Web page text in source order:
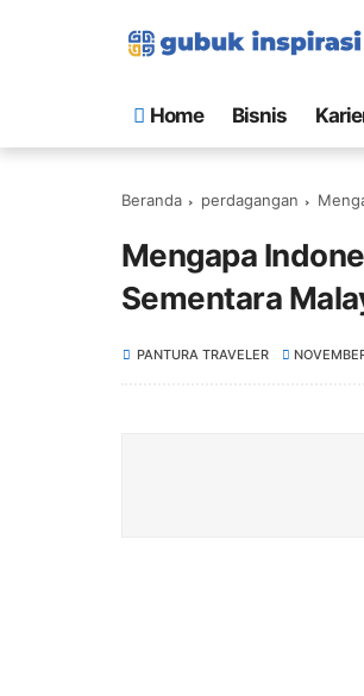
Home Bisnis
Beranda perdagangan
Mengapa
Sementara
PANTURA TRAVELER